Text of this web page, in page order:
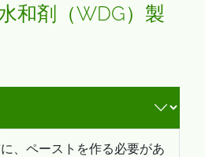
和剤（WDG）製
、ペーストを作る必要があ